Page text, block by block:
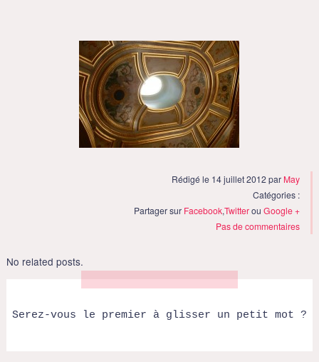
Rédigé le 14 juillet 2012 par May
Catégories :
Partager sur Facebook,TwitterouGoogle +
Pas de commentaires
No related posts.
Serez-vous le premier à glisser un petit mot ?